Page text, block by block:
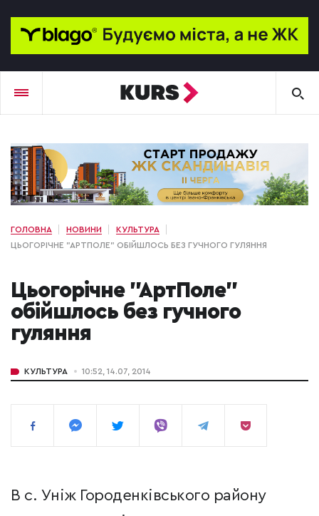
ГОЛОВНА НОВИНИ
КУЛЬТУРА
ЦЬОГОРІЧНЕ "АРТПОЛЕ" ОБІЙШЛОСЬ БЕЗ ГУЧНОГО ГУЛЯННЯ
Цьогорічне "АртПоле"
обійшлось без гучного
гуляння
КУЛЬТУРА 10:52, 14.07, 2014
В с. Уніж Городенківського району